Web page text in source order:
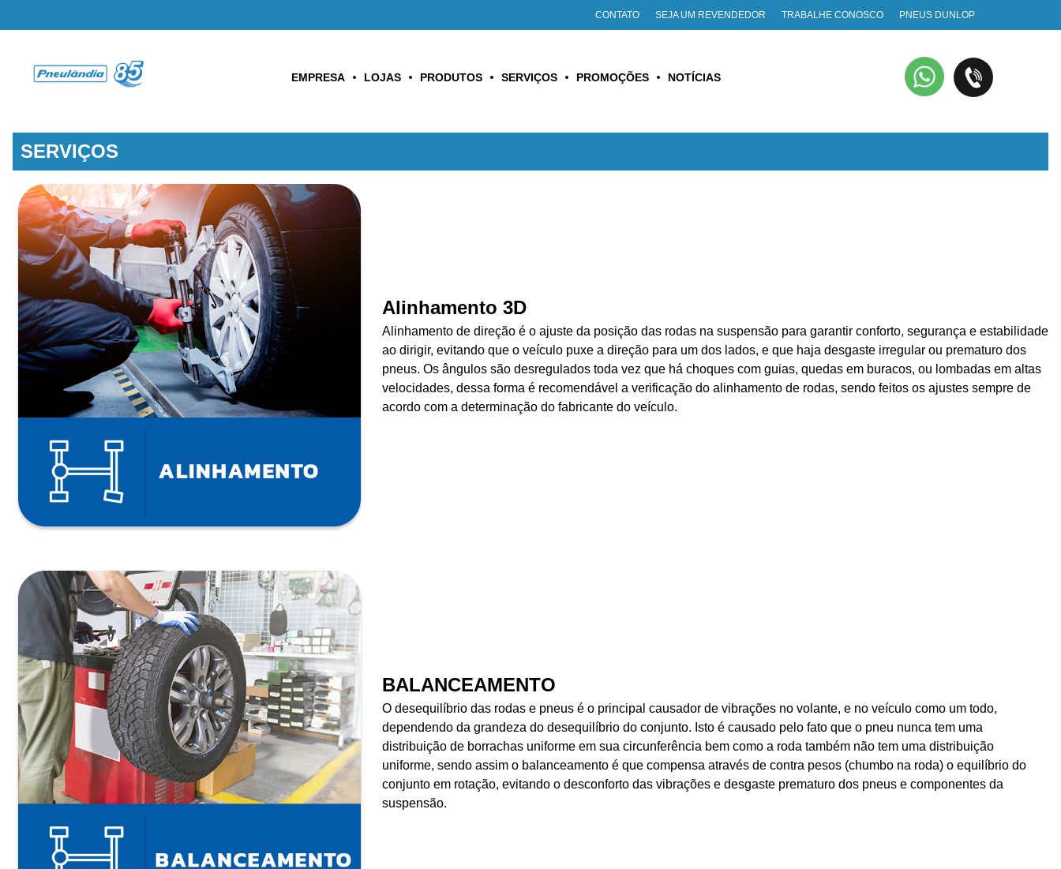
CONTATO SEJA UM REVENDEDOR TRABALHE CONOSCO PNEUS DUNLOP
EMPRESA LOJAS PRODUTOS SERVIÇOS PROMOÇÕES NOTÍCIAS
SERVIÇOS
Alinhamento 3D
Alinhamento de direção é o ajuste da posição das rodas na suspensão para garantir conforto, segurança e estabilidade
ao dirigir, evitando que o veículo puxe a direção para um dos lados, e que haja desgaste irregular ou prematuro dos
pneus. Os ângulos são desregulados toda vez que há choques com guias, quedas em buracos, ou lombadas em altas
velocidades, dessa forma é recomendável a verificação do alinhamento de rodas, sendo feitos os ajustes sempre de
acordo com a determinação do fabricante do veículo.
BALANCEAMENTO
O desequilíbrio das rodas e pneus é o principal causador de vibrações no volante, e no veículo como um todo,
dependendo da grandeza do desequilíbrio do conjunto. Isto é causado pelo fato que o pneu nunca tem uma
distribuição de borrachas uniforme em sua circunferência bem como a roda também não tem uma distribuição
uniforme, sendo assim o balanceamento é que compensa através de contra pesos (chumbo na roda) o equilíbrio do
conjunto em rotação, evitando o desconforto das vibrações e desgaste prematuro dos pneus e componentes da
suspensão.